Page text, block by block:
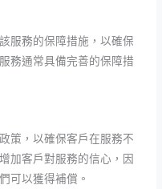
服務的保障措施，以確保
務通常具備完善的保障措
策，以確保客戶在服務不
加客戶對服務的信心，因
可以獲得補償。